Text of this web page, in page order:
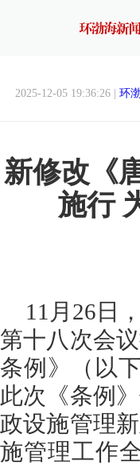
2025-12-05 19:36:26 | 环
新修改《
施行
11月26日
第十八次会
条例》（以
此次《条例
政设施管理
施管理工作